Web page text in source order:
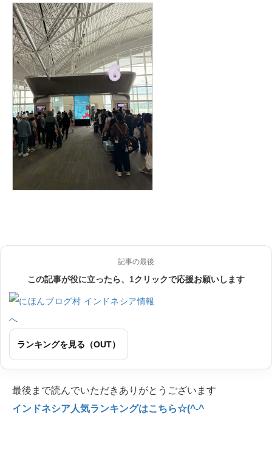
記事の最後
この記事が役に立ったら、1クリックで応援お願いします
ランキングを見る（OUT）
最後まで読んでいただきありがとうございます
インドネシア人気ランキングはこちら☆(^-^